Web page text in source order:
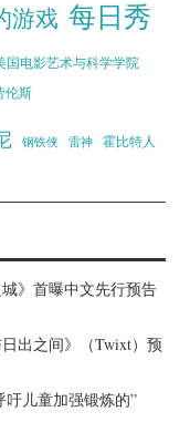
游戏 每日秀
国电影艺术与科学学院
伦斯
钢铁侠 雷神 霍比特人
城》首曝中文先行预告
出之间》（Twixt）预
儿童加强锻炼的”